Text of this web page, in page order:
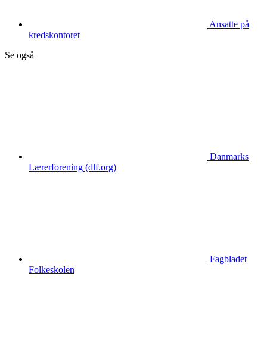
Ansatte på
kredskontoret
Se også
Danmarks
Lærerforening (dlf.org)
Fagbladet
Folkeskolen